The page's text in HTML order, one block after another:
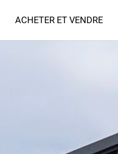
ACHETER ET VENDRE